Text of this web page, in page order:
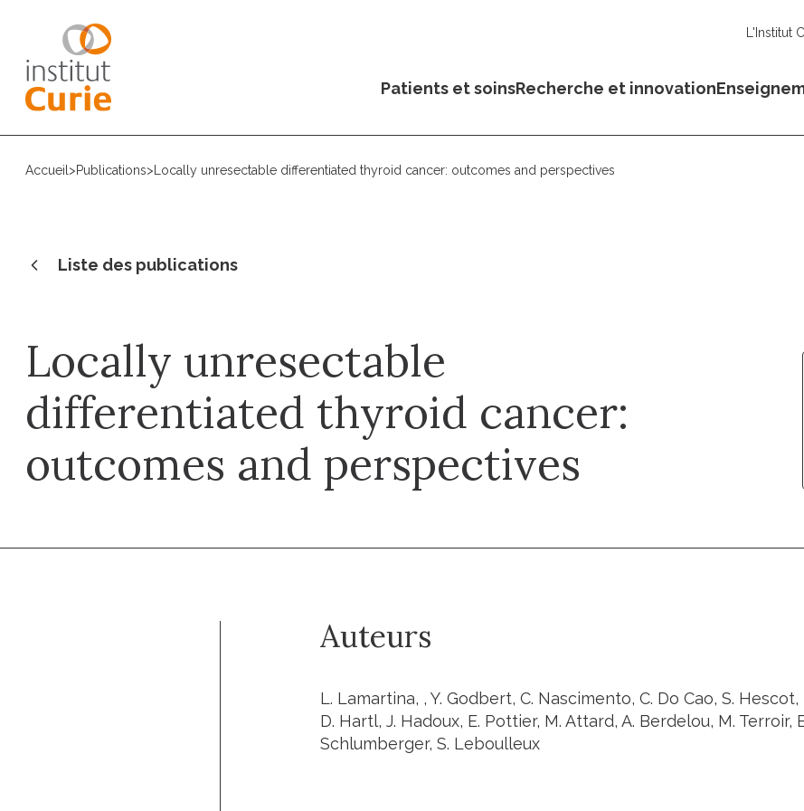
L'Institut
Patients et soinsRecherche et innovation
Accueil >Publications> Locally unresectable differentiated thyroid cancer: outcomes and perspectives
Liste des publications
Locally unresectable
differentiated thyroid cancer:
outcomes and perspectives
Auteurs
L. Lamartina, , Y. Godbert, C. Nascimento, C. Do Cao, S. Hescot,
D. Hartl, J. Hadoux, E. Pottier, M. Attard, A. Berdelou, M. Terroir,
Schlumberger, S. Leboulleux